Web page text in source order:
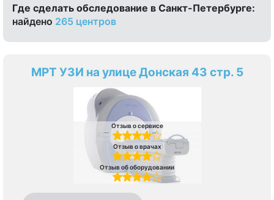
Где сделать обследование в Санкт-Петербурге:
найдено 265 центров
МРТ УЗИ на улице Донская 43 стр. 5
Отзыв о сервисе
Отзыв о врачах
Отзыв об оборудовании